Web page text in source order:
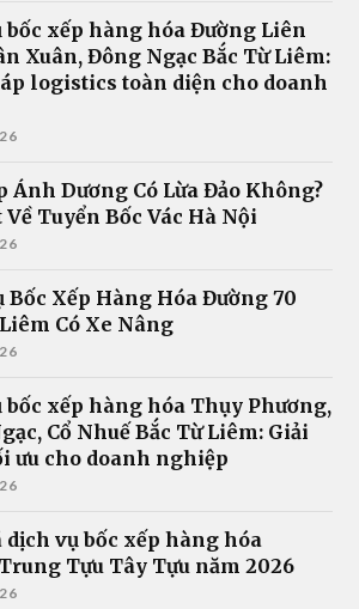
bốc xếp hàng hóa Đường Liên
Xuân, Đông Ngạc Bắc Từ Liêm:
logistics toàn diện cho doanh
Ánh Dương Có Lừa Đảo Không?
Về Tuyển Bốc Vác Hà Nội
Bốc Xếp Hàng Hóa Đường 70
Có Xe Nâng
bốc xếp hàng hóa Thụy Phương,
Cổ Nhuế Bắc Từ Liêm: Giải
ưu cho doanh nghiệp
dịch vụ bốc xếp hàng hóa
Tựu Tây Tựu năm 2026